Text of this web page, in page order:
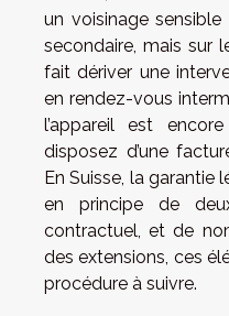
un voisinage
secondaire, mais sur
fait dériver une
en rendez-vous
l’appareil est
disposez d’une
En Suisse, la garantie
en principe de
contractuel, et de
des extensions, ces
procédure à suivre.